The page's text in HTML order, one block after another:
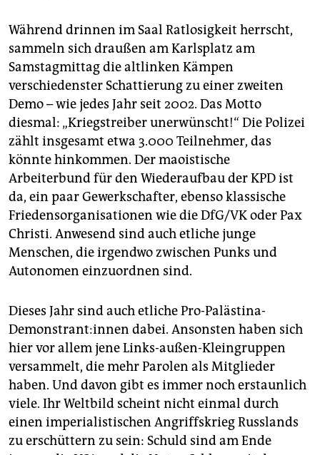
Während drinnen im Saal Ratlosigkeit herrscht,
sammeln sich draußen am Karlsplatz am
Samstagmittag die altlinken Kämpen
verschiedenster Schattierung zu einer zweiten
Demo – wie jedes Jahr seit 2002. Das Motto
diesmal: „Kriegstreiber unerwünscht!“ Die Polizei
zählt insgesamt etwa 3.000 Teilnehmer, das
könnte hinkommen. Der maoistische
Arbeiterbund für den Wiederaufbau der KPD ist
da, ein paar Gewerkschafter, ebenso klassische
Friedensorganisationen wie die DfG/VK oder Pax
Christi. Anwesend sind auch etliche junge
Menschen, die irgendwo zwischen Punks und
Autonomen einzuordnen sind.
Dieses Jahr sind auch etliche Pro-Palästina-
Demonstrant:innen dabei. Ansonsten haben sich
hier vor allem jene Links-außen-Kleingruppen
versammelt, die mehr Parolen als Mitglieder
haben. Und davon gibt es immer noch erstaunlich
viele. Ihr Weltbild scheint nicht einmal durch
einen imperialistischen Angriffskrieg Russlands
zu erschüttern zu sein: Schuld sind am Ende